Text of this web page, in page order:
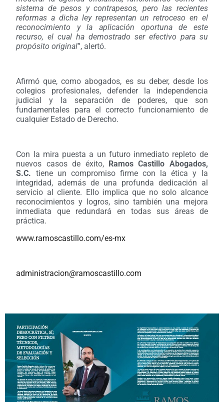
sistema de pesos y contrapesos, pero las recientes
reformas a dicha ley representan un retroceso en el
reconocimiento y la aplicación oportuna de este
recurso, el cual ha demostrado ser efectivo para su
propósito original”, alertó.
Afirmó que, como abogados, es su deber, desde los
colegios profesionales, defender la independencia
judicial y la separación de poderes, que son
fundamentales para el correcto funcionamiento de
cualquier Estado de Derecho.
Con la mira puesta a un futuro inmediato repleto de
nuevos casos de éxito, Ramos Castillo Abogados,
S.C. tiene un compromiso firme con la éticay la
integridad, además de una profunda dedicación al
servicio al cliente. Ello implica que no solo alcance
reconocimientosy logros, sino también una mejora
inmediata que redundará en todas sus áreas de
práctica.
www.ramoscastillo.com/es-mx
administracion@ramoscastillo.com